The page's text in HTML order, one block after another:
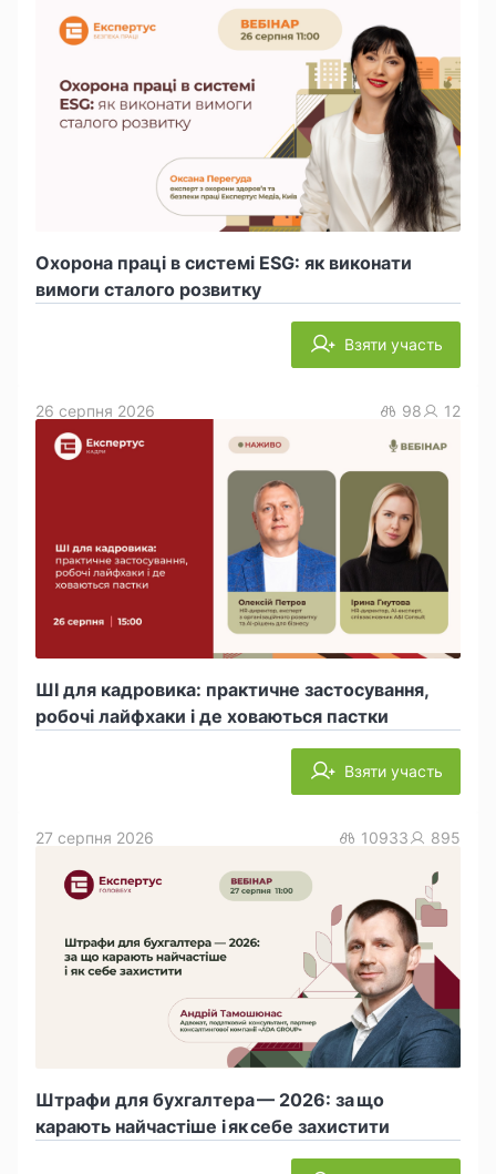
Охорона праці в системі ESG: як виконати
вимоги сталого розвитку
Взяти участь
ШІ для кадровика: практичне застосування,
робочі лайфхаки і де ховаються пастки
26 серпня 2026 98 12
Взяти участь
Штрафи для бухгалтера — 2026: за що
карають найчастіше і як себе захистити
27 серпня 2026 10933 895